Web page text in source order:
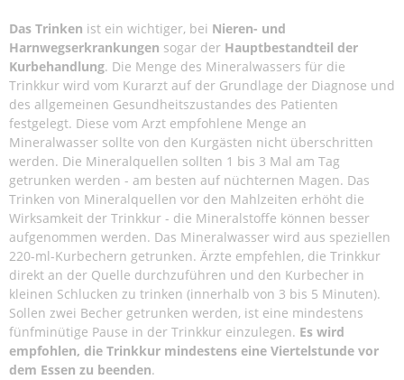
Das Trinken ist ein wichtiger, bei Nieren- und
Harnwegserkrankungen sogar der Hauptbestandteil der
Kurbehandlung. Die Menge des Mineralwassers für die
Trinkkur wird vom Kurarzt auf der Grundlage der Diagnose und
des allgemeinen Gesundheitszustandes des Patienten
festgelegt. Diese vom Arzt empfohlene Menge an
Mineralwasser sollte von den Kurgästen nicht überschritten
werden. Die Mineralquellen sollten 1 bis 3 Mal am Tag
getrunken werden - am besten auf nüchternen Magen. Das
Trinken von Mineralquellen vor den Mahlzeiten erhöht die
Wirksamkeit der Trinkkur - die Mineralstoffe können besser
aufgenommen werden. Das Mineralwasser wird aus speziellen
220-ml-Kurbechern getrunken. Ärzte empfehlen, die Trinkkur
direkt an der Quelle durchzuführen und den Kurbecher in
kleinen Schlucken zu trinken (innerhalb von 3 bis 5 Minuten).
Sollen zwei Becher getrunken werden, ist eine mindestens
fünfminütige Pause in der Trinkkur einzulegen. Es wird
empfohlen, die Trinkkur mindestens eine Viertelstunde vor
dem Essen zu beenden.